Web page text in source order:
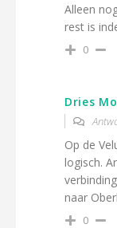
Alleen
rest is
0
Dries
Op de
logisch.
naar
0